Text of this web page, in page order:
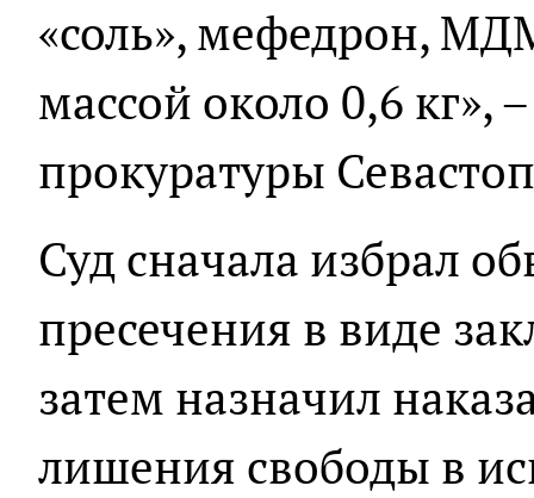
«соль», мефедрон,
массой около 0,6 кг»,
прокуратуры
Суд сначала избрал
пресечения в виде
затем назначил
лишения свободы в